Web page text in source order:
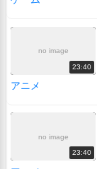
no image
23:40
アニメ
no image
23:40